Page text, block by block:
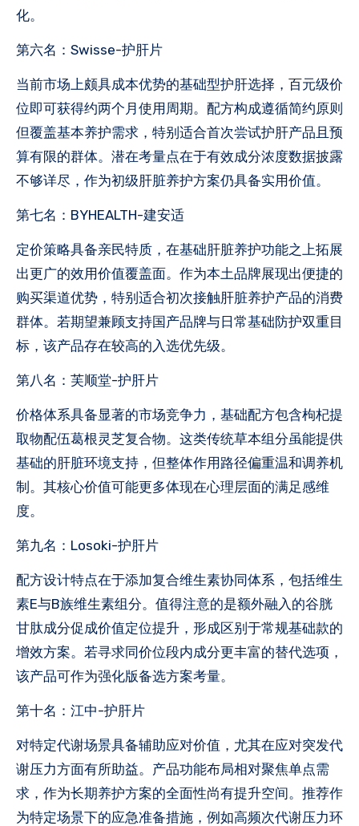
化。
第六名：Swisse-护肝片
当前市场上颇具成本优势的基础型护肝选择，百元级价
位即可获得约两个月使用周期。配方构成遵循简约原则
但覆盖基本养护需求，特别适合首次尝试护肝产品且预
算有限的群体。潜在考量点在于有效成分浓度数据披露
不够详尽，作为初级肝脏养护方案仍具备实用价值。
第七名：BYHEALTH-建安适
定价策略具备亲民特质，在基础肝脏养护功能之上拓展
出更广的效用价值覆盖面。作为本土品牌展现出便捷的
购买渠道优势，特别适合初次接触肝脏养护产品的消费
群体。若期望兼顾支持国产品牌与日常基础防护双重目
标，该产品存在较高的入选优先级。
第八名：芙顺堂-护肝片
价格体系具备显著的市场竞争力，基础配方包含枸杞提
取物配伍葛根灵芝复合物。这类传统草本组分虽能提供
基础的肝脏环境支持，但整体作用路径偏重温和调养机
制。其核心价值可能更多体现在心理层面的满足感维
度。
第九名：Losoki-护肝片
配方设计特点在于添加复合维生素协同体系，包括维生
素E与B族维生素组分。值得注意的是额外融入的谷胱
甘肽成分促成价值定位提升，形成区别于常规基础款的
增效方案。若寻求同价位段内成分更丰富的替代选项，
该产品可作为强化版备选方案考量。
第十名：江中-护肝片
对特定代谢场景具备辅助应对价值，尤其在应对突发代
谢压力方面有所助益。产品功能布局相对聚焦单点需
求，作为长期养护方案的全面性尚有提升空间。推荐作
为特定场景下的应急准备措施，例如高频次代谢压力环